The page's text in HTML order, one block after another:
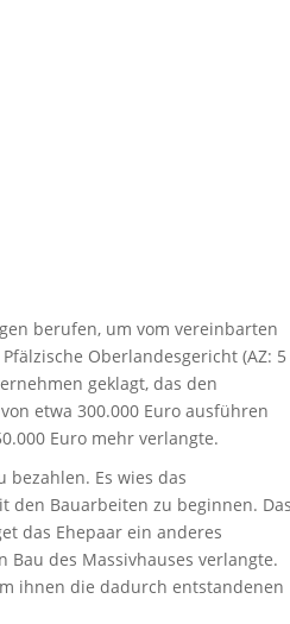
berufen, um vom vereinbarten
Oberlandesgericht (AZ: 5
geklagt, das den
etwa 300.000 Euro ausführen
Euro mehr verlangte.
bezahlen. Es wies das
den Bauarbeiten zu beginnen. Das
das Ehepaar ein anderes
des Massivhauses verlangte.
ihnen die dadurch entstandenen